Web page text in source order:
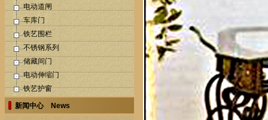
电动道闸
车库门
铁艺围栏
不锈钢系列
储藏间门
电动伸缩门
铁艺护窗
新闻中心 News